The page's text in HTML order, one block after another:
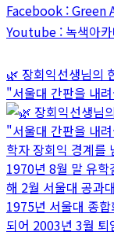
Facebook : Green
Youtube : 녹색아카
🌿 장회익선생님의
"서울대 간판을 내